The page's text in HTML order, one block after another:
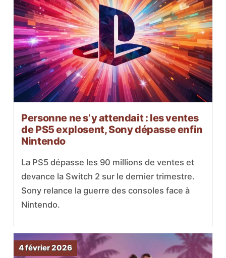
Personne ne s’y attendait : les ventes
de PS5 explosent, Sony dépasse enfin
Nintendo
La PS5 dépasse les 90 millions de ventes et
devance la Switch 2 sur le dernier trimestre.
Sony relance la guerre des consoles face à
Nintendo.
4 février 2026